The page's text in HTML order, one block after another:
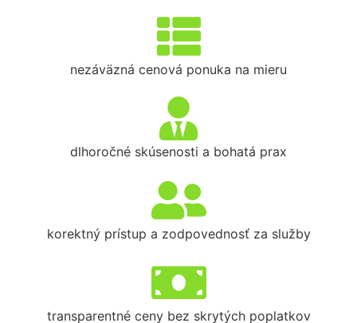
nezáväzná cenová ponuka na mieru
dlhoročné skúsenosti a bohatá prax
korektný prístup a zodpovednosť za služby
transparentné ceny bez skrytých poplatkov